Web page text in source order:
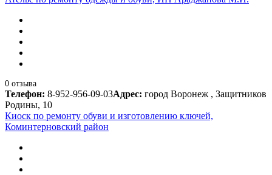
0 отзыва
Телефон: 8-952-956-09-03Адрес: город Воронеж , Защитников
Родины, 10
Киоск по ремонту обуви и изготовлению ключей,
Коминтерновский район